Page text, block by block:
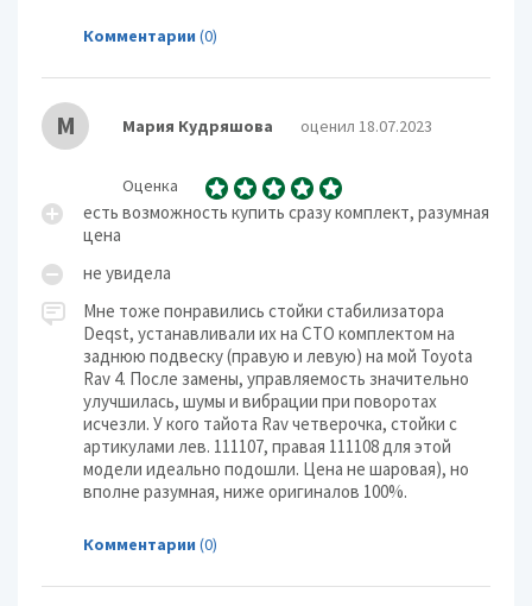
Комментарии (0)
М Мария Кудряшова оценил 18.07.2023
Оценка
есть возможность купить сразу комплект, разумная
цена
не увидела
Мне тоже понравились стойки стабилизатора
Deqst, устанавливали их на СТО комплектом на
заднюю подвеску (правую и левую) на мой Toyota
Rav 4. После замены, управляемость значительно
улучшилась, шумы и вибрации при поворотах
исчезли. У кого тайота Rav четверочка, стойки с
артикулами лев. 111107, правая 111108 для этой
модели идеально подошли. Цена не шаровая), но
вполне разумная, ниже оригиналов 100%.
Комментарии (0)